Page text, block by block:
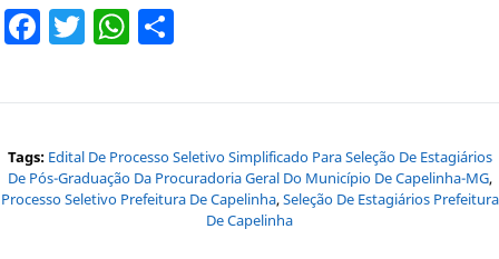
Facebook
TwitterWhatsApp
Tags: Edital De Processo Seletivo Simplificado Para Seleção De Estagiários
De Pós-Graduação Da Procuradoria Geral Do Município De Capelinha-MG,
Processo Seletivo Prefeitura De Capelinha,Seleção De Estagiários Prefeitura
De Capelinha